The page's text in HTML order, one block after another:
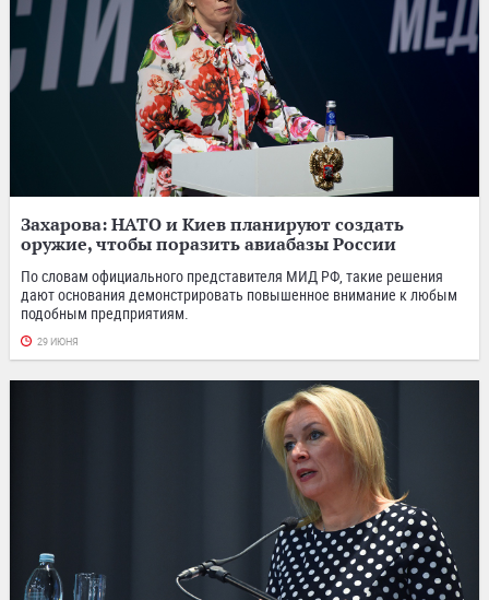
Захарова: НАТО и Киев планируют создать
оружие, чтобы поразить авиабазы России
По словам официального представителя МИД РФ, такие решения
дают основания демонстрировать повышенное внимание к любым
подобным предприятиям.
29 ИЮНЯ